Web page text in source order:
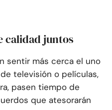
calidad juntos
sentir más cerca el uno
televisión o películas,
pasen tiempo de
que atesorarán